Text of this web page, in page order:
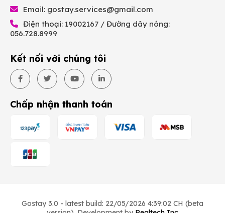
Email: gostay.services@gmail.com
Điện thoại: 19002167 / Đường dây nóng:
056.728.8999
Kết nối với chúng tôi
Chấp nhận thanh toán
Gostay 3.0 - latest build: 22/05/2026 4:39:02 CH (beta